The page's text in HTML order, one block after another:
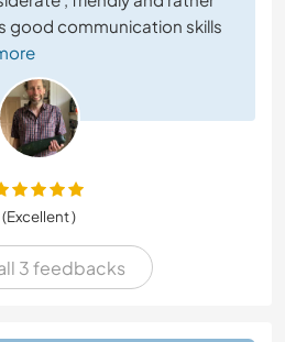
good communication skills
(Excellent )
3 feedbacks